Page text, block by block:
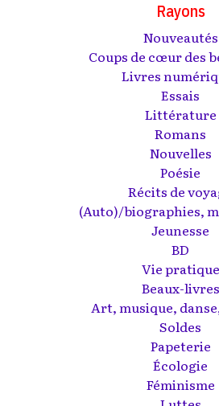
Rayons
Nouveautés
Coups de cœur des
Livres
Essais
Littérature
Romans
Nouvelles
Poésie
Récits de
(Auto)/biographies,
Jeunesse
BD
Vie pratique
Beaux-livres
Art, musique,
Soldes
Papeterie
Écologie
Féminisme